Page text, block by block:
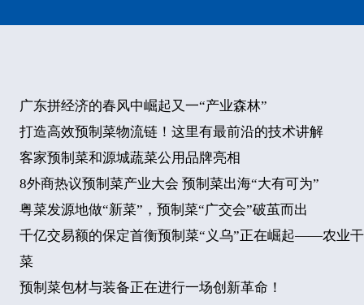
广东拼经济的春风中崛起又一“产业森林”
打造高效预制菜物流链！这里有最前沿的技术讲解
客家预制菜和源城蔬菜公用品牌亮相
8外商热议预制菜产业大会 预制菜出海“大有可为”
粤菜发源地做“新菜”，预制菜“广交会”破茧而出
千亿交易额的保定首衡预制菜“义乌”正在崛起——农业
菜
预制菜包材与装备正在进行一场创新革命！